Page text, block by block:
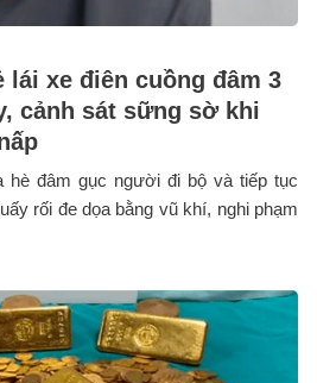
lái xe điên cuồng đâm 3
cảnh sát sững sờ khi
hè đâm gục người đi bộ và tiếp tục
rối đe dọa bằng vũ khí, nghi phạm